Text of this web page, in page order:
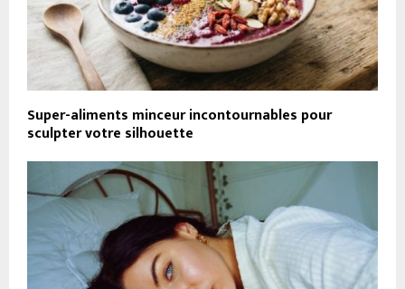
Super-aliments minceur incontournables pour
sculpter votre silhouette